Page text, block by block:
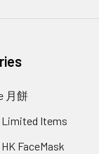
月餅
Items
FaceMask